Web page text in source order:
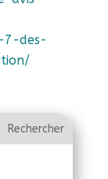
7-des-